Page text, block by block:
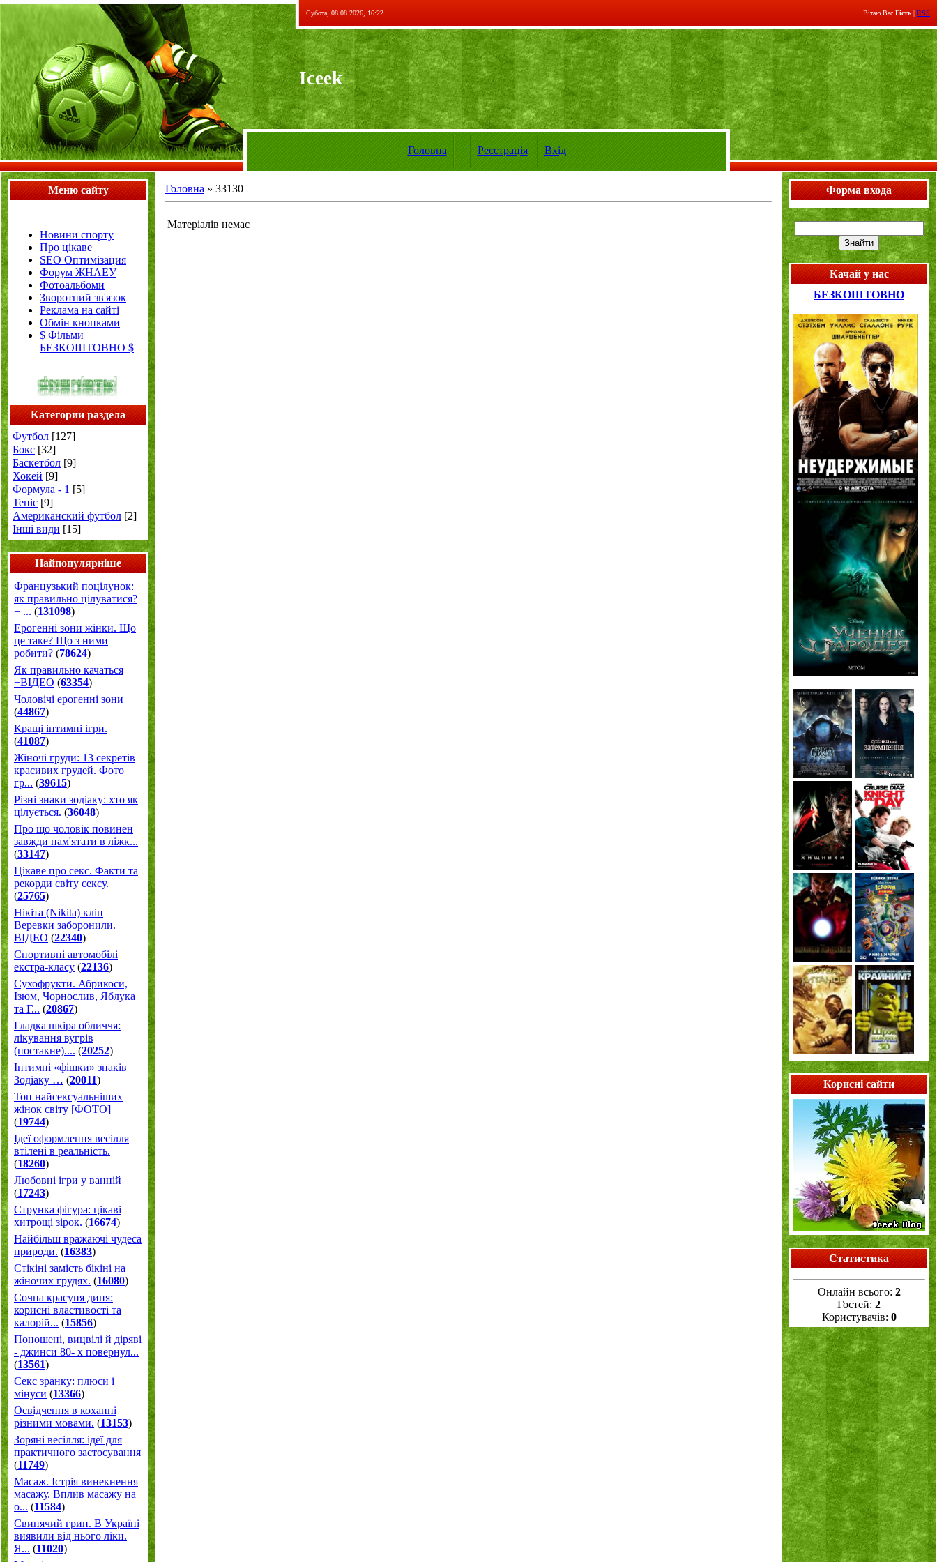
Субота, 08.08.2026, 16:22 Вітаю Вас Гість | RSS
Iceek
Головна Реєстрація Вхід
Меню сайту
Новини спорту
Про цікаве
SEO Оптимізация
Форум ЖНАЕУ
Фотоальбоми
Зворотний зв'язок
Реклама на сайті
Обмін кнопками
$ Фільми
БЕЗКОШТОВНО $
Категории раздела
Футбол [127]
Бокс [32]
Баскетбол [9]
Хокей [9]
Формула - 1 [5]
Теніс [9]
Американский футбол [2]
Інші види [15]
Найпопулярніше
Французький поцілунок:
як правильно цілуватися?
+ ... (131098)
Ерогенні зони жінки. Що
це таке? Що з ними
робити? (78624)
Як правильно качаться
+ВІДЕО (63354)
Чоловічі ерогенні зони
(44867)
Кращі інтимні ігри.
(41087)
Жіночі груди: 13 секретів
красивих грудей. Фото
гр... (39615)
Різні знаки зодіаку: хто як
цілується. (36048)
Про що чоловік повинен
завжди пам'ятати в ліжк...
(33147)
Цікаве про секс. Факти та
рекорди світу сексу.
(25765)
Нікіта (Nikita) кліп
Веревки заборонили.
ВІДЕО (22340)
Спортивні автомобілі
екстра-класу (22136)
Cухофрукти. Абрикоси,
Ізюм, Чорнослив, Яблука
та Г... (20867)
Гладка шкіра обличчя:
лікування вугрів
(постакне).... (20252)
Інтимні «фішки» знаків
Зодіаку … (20011)
Топ найсексуальніших
жінок світу [ФОТО]
(19744)
Ідеї оформлення весілля
втілені в реальність.
(18260)
Любовні ігри у ванній
(17243)
Струнка фігура: цікаві
хитрощі зірок. (16674)
Найбільш вражаючі чудеса
природи. (16383)
Стікіні замість бікіні на
жіночих грудях. (16080)
Сочна красуня диня:
корисні властивості та
калорій... (15856)
Поношені, вицвілі й діряві
- джинси 80- х повернул...
(13561)
Секс зранку: плюси і
мінуси (13366)
Освідчення в коханні
різними мовами. (13153)
Зоряні весілля: ідеї для
практичного застосування
(11749)
Масаж. Істрія винекнення
масажу. Вплив масажу на
о... (11584)
Свинячий грип. В Україні
виявили від нього ліки.
Я... (11020)
Головна » 33130
Матеріалів немає
Форма входа
Качай у нас
БЕЗКОШТОВНО
Корисні сайти
Статистика
Онлайн всього: 2
Гостей: 2
Користувачів: 0